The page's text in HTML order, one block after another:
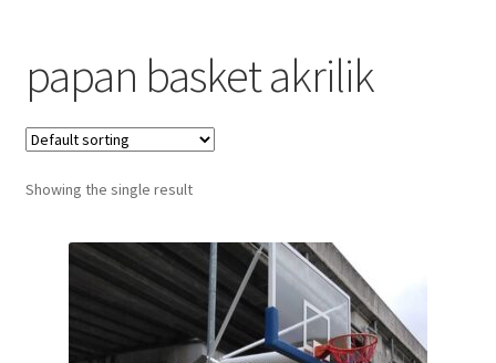
Cart
Checkout
Kontak Kami
My account
Sample Page
papan basket akrilik
Showing the single result